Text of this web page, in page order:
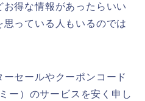
得な情報があったらいい
っている人もいるのでは
セールやクーポンコード
ー）のサービスを安く申し